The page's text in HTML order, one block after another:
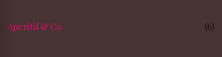
Aperitif & Co. (6)